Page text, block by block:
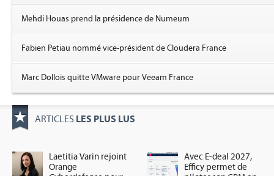
Mehdi Houas prend la présidence de Numeum
Fabien Petiau nommé vice-président de Cloudera France
Marc Dollois quitte VMware pour Veeam France
ARTICLES LES PLUS LUS
Laetitia Varin rejoint
Orange
Avec E-deal 2027,
Efficy permet de